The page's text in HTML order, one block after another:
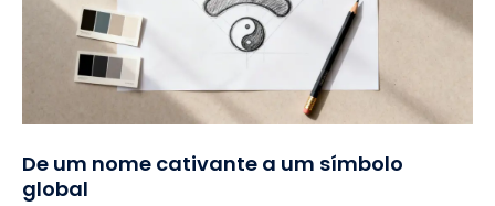
De um nome cativante a um símbolo
global